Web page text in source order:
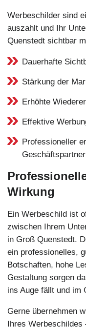
Werbeschilder sind
auszahlt und Ihr
Quenstedt sichtbar
Dauerhafte
Stärkung der
Erhöhte
Effektive
Professioneller
Geschäftspartner
Wirkung
Ein Werbeschild ist
zwischen Ihrem
in Groß Quenstedt.
ein professionelles,
Botschaften, hohe
Gestaltung sorgen
ins Auge fällt und im
Gerne übernehmen
Ihres Werbeschildes